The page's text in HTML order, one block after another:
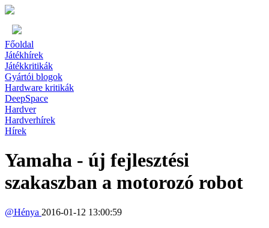
Főoldal
Játékhírek
Játékkritikák
Gyártói blogok
Hardware kritikák
DeepSpace
Hardver
Hardverhírek
Hírek
Yamaha - új fejlesztési
szakaszban a motorozó robot
@Hénya 2016-01-12 13:00:59